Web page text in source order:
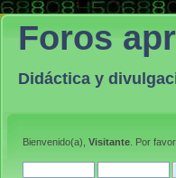
Foros
Didáctica y
Bienvenido(a), Visitante . Por favor,